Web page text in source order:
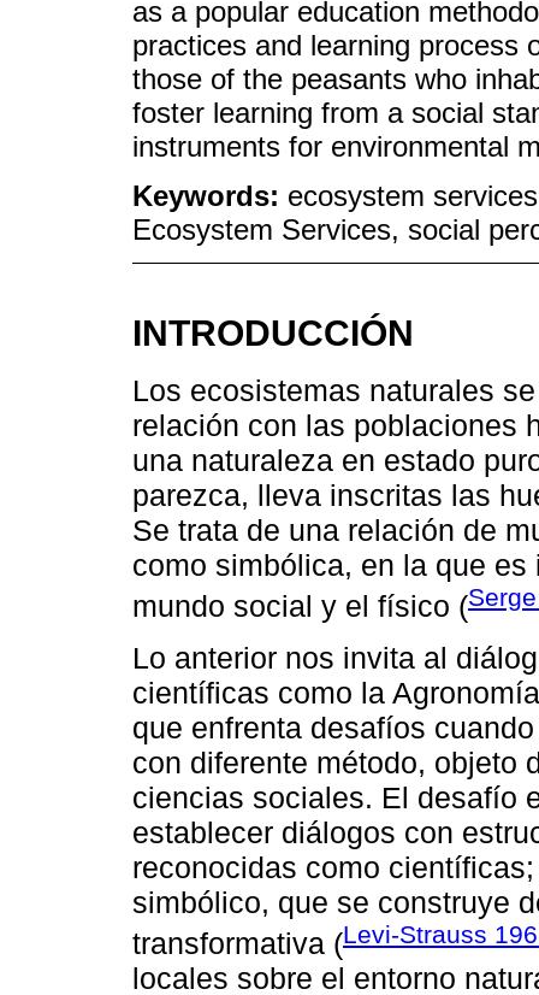
as a popular education
practices and learning process
those of the peasants who
foster learning from a social
instruments for environmental
Keywords: ecosystem
Ecosystem Services, social
INTRODUCCIÓN
Los ecosistemas naturales
relación con las poblaciones
una naturaleza en estado
parezca, lleva inscritas las
Se trata de una relación de
como simbólica, en la que
mundo social y el físico (
Lo anterior nos invita al
científicas como la
que enfrenta desafíos
con diferente método, objeto
ciencias sociales. El desafío
establecer diálogos con
reconocidas como
simbólico, que se construye
transformativa (Levi-Strauss
locales sobre el entorno